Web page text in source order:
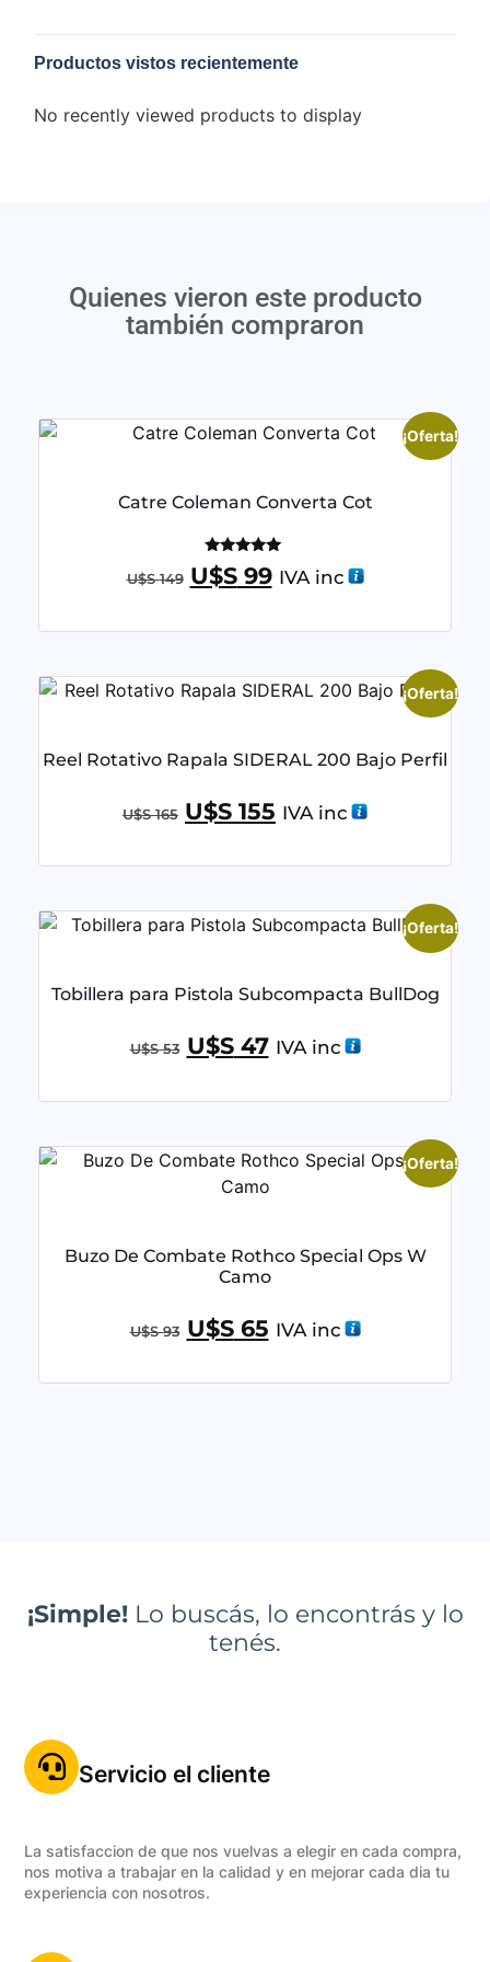
Productos vistos recientemente
No recently viewed products to display
Quienes vieron este producto
también compraron
¡Oferta!
Catre Coleman Converta Cot
Valorado
con
U$S149 U$S99 IVA inc
¡Oferta!
Reel Rotativo Rapala SIDERAL 200 Bajo Perfil
U$S165 U$S 155 IVA inc
¡Oferta!
Tobillera para Pistola Subcompacta BullDog
U$S53 U$S47 IVA inc
¡Oferta!
Buzo De Combate Rothco Special Ops W
Camo
U$S93 U$S65 IVA inc
¡Simple!Lo buscás, lo encontrás y lo
tenés.
Servicio el cliente
La satisfaccion de que nos vuelvas a elegir en cada compra,
nos motiva a trabajar en la calidad y en mejorar cada dia tu
experiencia con nosotros.